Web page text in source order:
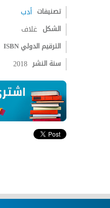
تصنيفات أدب
الشكل غلاف
الترقيم الدولي ISBN
سنة النشر 2018